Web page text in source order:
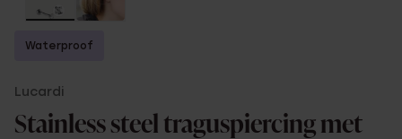
Waterproof
Lucardi
Stainless steel traguspiercing met